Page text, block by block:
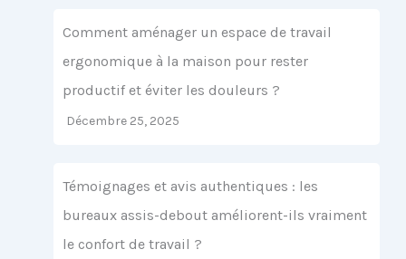
Comment aménager un espace de travail
ergonomique à la maison pour rester
productif et éviter les douleurs ?
Décembre 25, 2025
Témoignages et avis authentiques : les
bureaux assis-debout améliorent-ils vraiment
le confort de travail ?